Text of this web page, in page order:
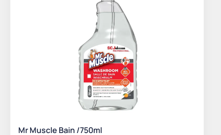
Mr Muscle Bain /750ml